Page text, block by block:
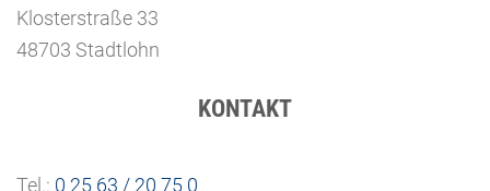
Klosterstraße 33
48703 Stadtlohn
KONTAKT
Tel.: 0 25 63 / 20 75 0